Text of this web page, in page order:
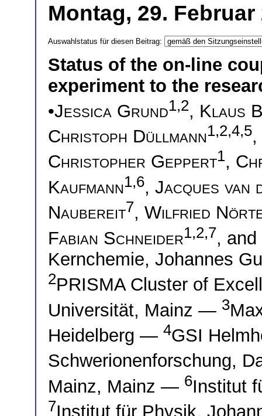
Montag, 29. Februar
Auswahlstatus für diesen Beitrag:
Status of the on-line
experiment to the
•Jessica Grund1,2, Klaus
Christoph Düllmann1,2,4,5,
Christopher Geppert1,
Kaufmann1,6, Jacques van
Naubereit7, Wilfried
Fabian Schneider1,2,7, and
Kernchemie, Johannes
2PRISMA Cluster of
Universität, Mainz — 3
Heidelberg — 4GSI
Schwerionenforschung,
Mainz, Mainz — 6Institut
7